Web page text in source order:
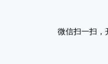
微信扫一扫，